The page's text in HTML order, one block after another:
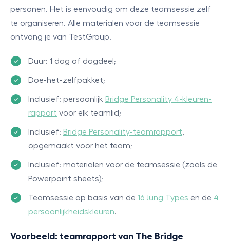
personen. Het is eenvoudig om deze teamsessie zelf
te organiseren. Alle materialen voor de teamsessie
ontvang je van TestGroup.
Duur: 1 dag of dagdeel;
Doe-het-zelfpakket;
Inclusief: persoonlijk Bridge Personality 4-kleuren-
rapport voor elk teamlid;
Inclusief: Bridge Personality-teamrapport
opgemaakt voor het team;
Inclusief: materialen voor de teamsessie (zoals de
Powerpoint sheets);
Teamsessie op basis van de 16 Jung Types en de 4
persoonlijkheidskleuren.
Voorbeeld: teamrapport van The Bridge